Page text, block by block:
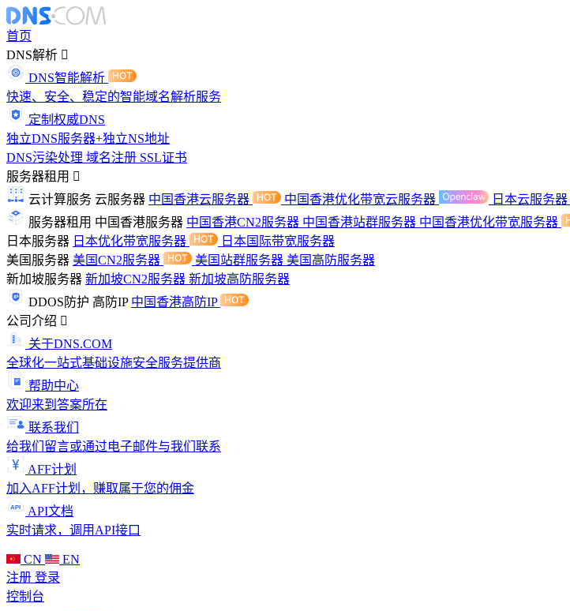
首页
DNS解析
DNS智能解析
快速、安全、稳定的智能域名解析服务
定制权威DNS
独立DNS服务器+独立NS地址
DNS污染处理 域名注册 SSL证书
服务器租用
云计算服务 云服务器 中国香港云服务器 中国香港优化带宽云服务器 日本云服务器
服务器租用 中国香港服务器 中国香港CN2服务器 中国香港站群服务器 中国香港优化带宽服务器
日本服务器 日本优化带宽服务器
日本国际带宽服务器
美国服务器 美国CN2服务器 美国站群服务器 美国高防服务器
新加坡服务器 新加坡CN2服务器 新加坡高防服务器
DDOS防护 高防IP 中国香港高防IP
公司介绍
关于DNS.COM
全球化一站式基础设施安全服务提供商
帮助中心
欢迎来到答案所在
联系我们
给我们留言或通过电子邮件与我们联系
AFF计划
加入AFF计划，赚取属于您的佣金
API文档
实时请求，调用API接口
CN
EN
注册 登录
控制台